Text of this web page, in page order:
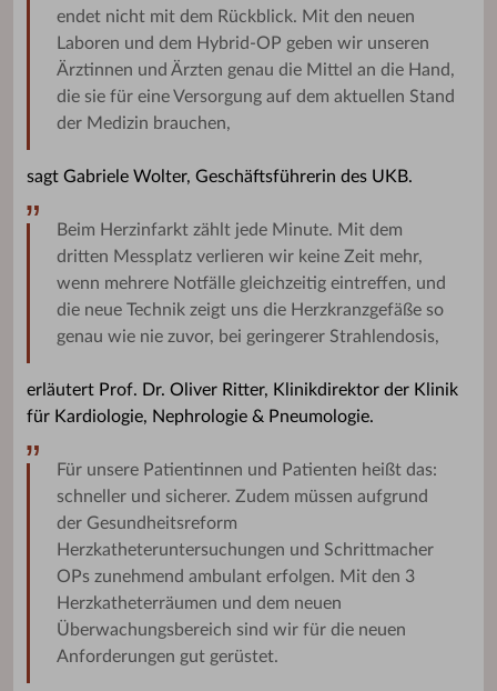
endet nicht mit dem Rückblick. Mit den neuen
Laboren und dem Hybrid-OP geben wir unseren
Ärztinnen und Ärzten genau die Mittel an die Hand,
die sie für eine Versorgung auf dem aktuellen Stand
der Medizin brauchen,
sagt Gabriele Wolter, Geschäftsführerin des UKB.
Beim Herzinfarkt zählt jede Minute. Mit dem
dritten Messplatz verlieren wir keine Zeit mehr,
wenn mehrere Notfälle gleichzeitig eintreffen, und
die neue Technik zeigt uns die Herzkranzgefäße so
genau wie nie zuvor, bei geringerer Strahlendosis,
erläutert Prof. Dr. Oliver Ritter, Klinikdirektor der Klinik
für Kardiologie, Nephrologie & Pneumologie.
Für unsere Patientinnen und Patienten heißt das:
schneller und sicherer. Zudem müssen aufgrund
der Gesundheitsreform
Herzkatheteruntersuchungen und Schrittmacher
OPs zunehmend ambulant erfolgen. Mit den 3
Herzkatheterräumen und dem neuen
Überwachungsbereich sind wir für die neuen
Anforderungen gut gerüstet.